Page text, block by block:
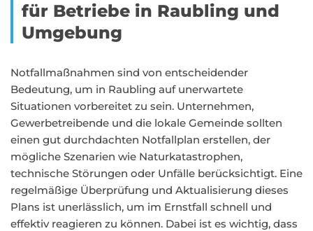
für Betriebe in Raubling und
Umgebung
Notfallmaßnahmen sind von entscheidender
Bedeutung, um in Raubling auf unerwartete
Situationen vorbereitet zu sein. Unternehmen,
Gewerbetreibende und die lokale Gemeinde sollten
einen gut durchdachten Notfallplan erstellen, der
mögliche Szenarien wie Naturkatastrophen,
technische Störungen oder Unfälle berücksichtigt. Eine
regelmäßige Überprüfung und Aktualisierung dieses
Plans ist unerlässlich, um im Ernstfall schnell und
effektiv reagieren zu können. Dabei ist es wichtig, dass